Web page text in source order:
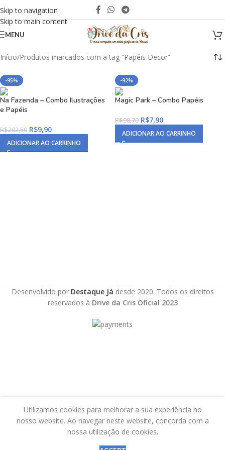
Skip to navigation
Skip to main content
MENU
Início Produtos marcados com a tag “Papéis Decor”
-95%
Na Fazenda – Combo Ilustrações
e Papéis
R$202,50 R$9,90
ADICIONAR AO CARRINHO
-92%
Magic Park – Combo Papéis
R$98,70 R$7,90
ADICIONAR AO CARRINHO
Desenvolvido por Destaque Já desde 2020. Todos os direitos
reservados à Drive da Cris Oficial 2023
Utilizamos cookies para melhorar a sua experiência no
nosso website. Ao navegar neste website, concorda com a
nossa utilização de cookies.